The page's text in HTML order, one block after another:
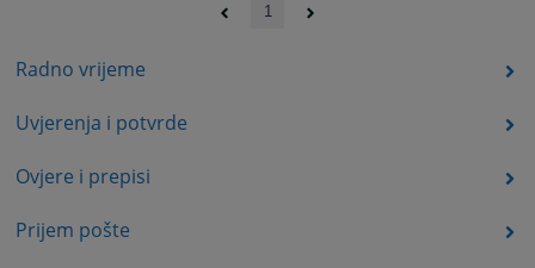
Radno vrijeme
Uvjerenja i potvrde
Ovjere i prepisi
Prijem pošte
1